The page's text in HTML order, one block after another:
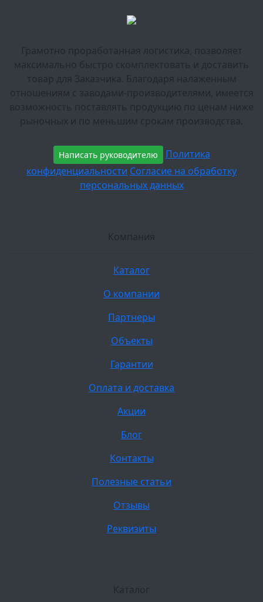
Грамотно проработанная логистика, позволяет
максимально быстро скомплектовать и доставить
товар для Заказчика. Благодаря налаженным
отношениям с заводами-производителями, имеется
возможность поставлять продукцию по ценам ниже
рыночных и по меньшим срокам производства.
Написать руководителю
Политика
конфиденциальности Согласие на обработку
персональных данных
Компания
Каталог
О компании
Партнеры
Объекты
Гарантии
Оплата и доставка
Акции
Блог
Контакты
Полезные статьи
Отзывы
Реквизиты
Каталог